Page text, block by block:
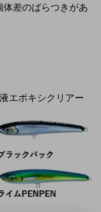
体差のばらつきがあ
エポキシクリアー